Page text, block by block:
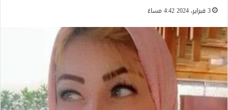
3 فبراير، 2024 4:42 مساءً